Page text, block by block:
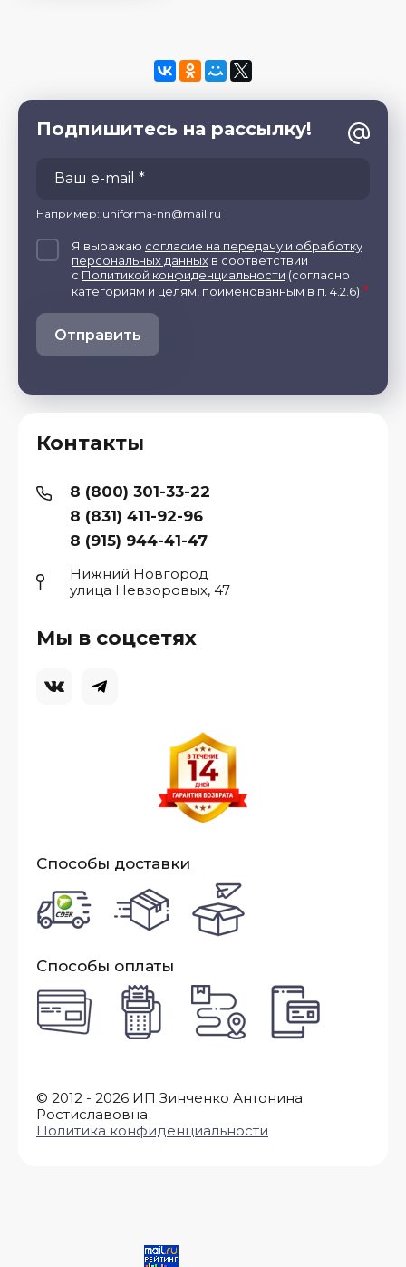
© 2012 - 2026 ИП Зинченко Антонина
Ростиславовна
Политика конфиденциальности
Контакты
8 (800) 301-33-22
8 (831) 411-92-96
8 (915) 944-41-47
Нижний Новгород
улица Невзоровых, 47
Мы в соцсетях
Способы доставки
Способы оплаты
Подпишитесь на рассылку!
Например: uniforma-nn@mail.ru
Я выражаю согласие на передачу и обработку
персональных данных в соответствии
с Политикой конфиденциальности (согласно
категориям и целям, поименованным в п. 4.2.6) *
Отправить